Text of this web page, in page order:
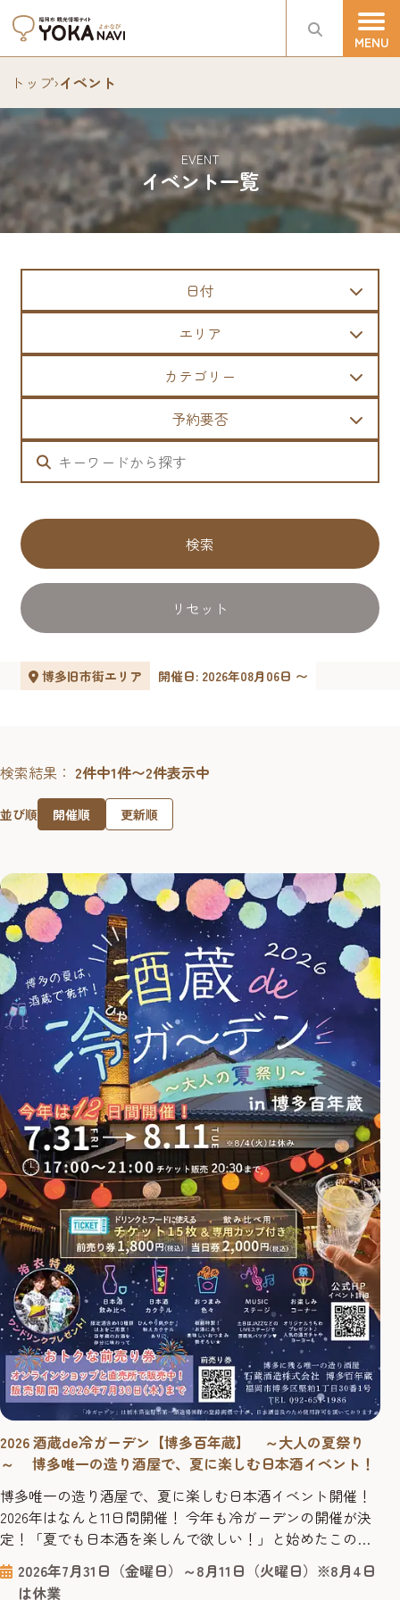
トップ›イベント
イベント一覧
EVENT
日付
エリア
カテゴリー
予約要否
検索
リセット
博多旧市街エリア 開催日: 2026年08月06日 〜
検索結果： 2件中1件〜2件表示中
並び順 開催順 更新順
2026 酒蔵de冷ガーデン【博多百年蔵】 ～大人の夏祭り
～ 博多唯一の造り酒屋で、夏に楽しむ日本酒イベント！
博多唯一の造り酒屋で、夏に楽しむ日本酒イベント開催！
2026年はなんと11日間開催！ 今年も冷ガーデンの開催が決
定！「夏でも日本酒を楽しんで欲しい！」と始めたこの大
人の夏祭りも今年で10回目。2026年はなんと11日間にわ
たって博多唯一の造り酒屋「博多百年蔵」を会場に、夏季
2026年7月31日（金曜日）～8月11日（火曜日）※8月4日
は休業